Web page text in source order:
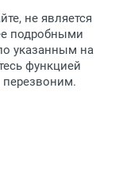
счет.
при себе
в течение 3
на
хранение
не является
подробными
указанным на
функцией